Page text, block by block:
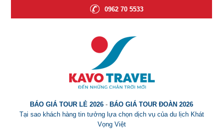
0962 70 5533
BÁO GIÁ TOUR LẺ 2026 - BÁO GIÁ TOUR ĐOÀN 2026
Tại sao khách hàng tin tưởng lựa chọn dịch vụ của du lịch Khát
Vọng Việt